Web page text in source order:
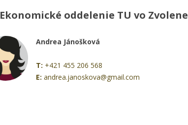
Ekonomické oddelenie TU vo Zvolene
Andrea Jánošková
T: +421 455 206 568
E: andrea.janoskova@gmail.com